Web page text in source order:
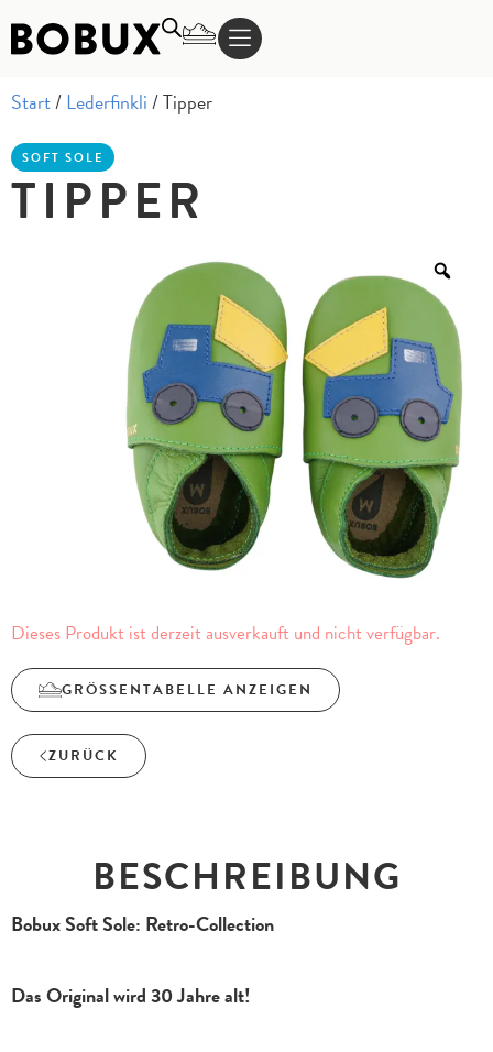
Start/Lederfinkli/ Tipper
SOFT SOLE
TIPPER
Dieses Produkt ist derzeit ausverkauft und nicht verfügbar.
GRÖSSENTABELLE ANZEIGEN
ZURÜCK
BESCHREIBUNG
Bobux Soft Sole: Retro-Collection
Das Original wird 30 Jahre alt!